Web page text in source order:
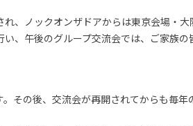
、ノックオンザドアからは東京会場・
、午後のグループ交流会では、ご家族の
その後、交流会が再開されてからも毎